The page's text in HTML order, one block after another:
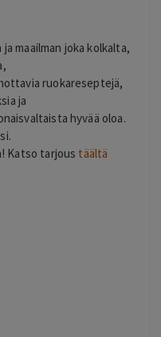
maailman joka kolkalta,
ruokareseptejä,
ja
hyvää oloa.
Katso tarjous täältä